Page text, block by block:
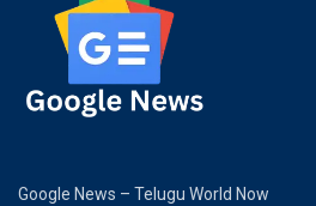
Google News – Telugu World Now